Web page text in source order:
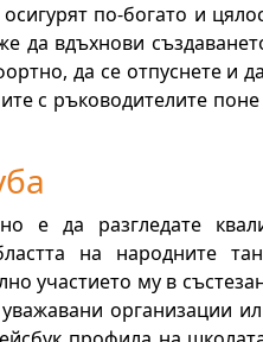
по-богато и
да вдъхнови
да се отпуснете и
с ръководителите
е да разгледате
на народните
участието му в
организации